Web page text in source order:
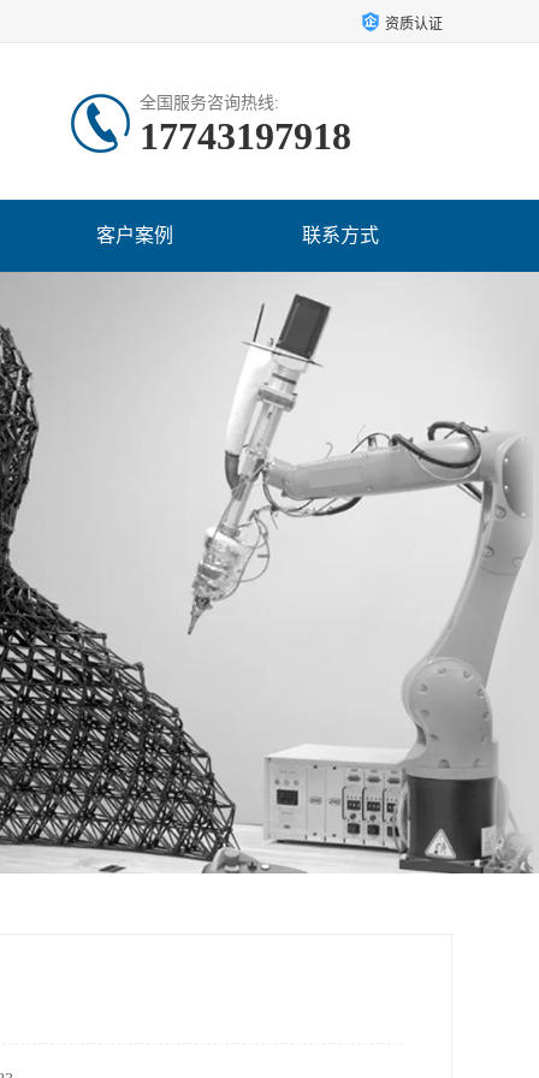
资质认证
全国服务咨询热线:
17743197918
客户案例 联系方式